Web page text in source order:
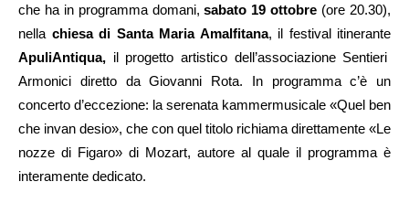
che ha in programma domani,sabato 19 ottobre (ore 20.30),
nella chiesa di Santa Maria Amalfitana, il festival itinerante
ApuliAntiqua, il progetto artistico dell’associazione Sentieri
Armonici diretto da Giovanni Rota. In programma c’è un
concerto d’eccezione: la serenata kammermusicale «Quel ben
che invan desio», che con quel titolo richiama direttamente «Le
nozze di Figaro» di Mozart, autore al quale il programma è
interamente dedicato.